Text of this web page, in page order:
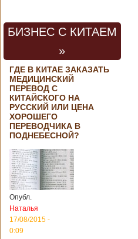
аэрокосмической
выставки Aero
Бангалоре в
Индии. Контракт
между Китаем и
Россией на
разработку,
Подробнее...
Опубликовано
21/02/2019 - 22:26
В Китае найден
древний
крупный
бирюзовый
рудник
Китайским
археологам
БИЗНЕС С КИТАЕМ
»
ГДЕ В КИТАЕ ЗАКАЗАТЬ
МЕДИЦИНСКИЙ
ПЕРЕВОД С
КИТАЙСКОГО НА
РУССКИЙ ИЛИ ЦЕНА
ХОРОШЕГО
ПЕРЕВОДЧИКА В
ПОДНЕБЕСНОЙ?
Опубл.
Наталья
17/08/2015 -
0:09